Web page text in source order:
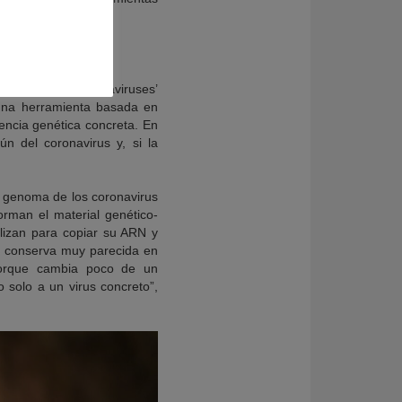
human coronaviruses’
herramienta basada en
genética concreta. En
del coronavirus y, si la
de los coronavirus
el material genético-
para copiar su ARN y
muy parecida en
cambia poco de un
a un virus concreto”,